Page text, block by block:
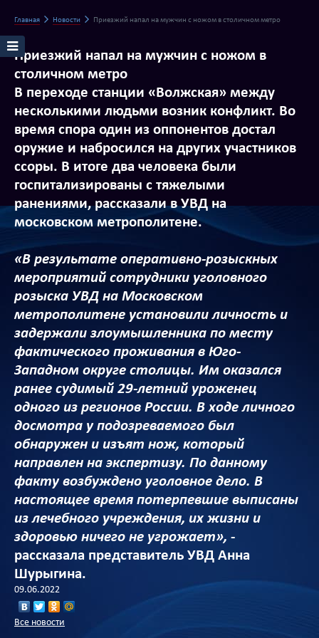
Главная Новости Приезжий напал на мужчин с ножом в столичном метро
Приезжий напал на мужчин с ножом в
столичном метро
В переходе станции «Волжская» между
несколькими людьми возник конфликт. Во
время спора один из оппонентов достал
оружие и набросился на других участников
ссоры. В итоге два человека были
госпитализированы с тяжелыми
ранениями, рассказали в УВД на
московском метрополитене.
«В результате оперативно-розыскных
мероприятий сотрудники уголовного
розыска УВД на Московском
метрополитене установили личность и
задержали злоумышленника по месту
фактического проживания в Юго-
Западном округе столицы. Им оказался
ранее судимый 29-летний уроженец
одного из регионов России. В ходе личного
досмотра у подозреваемого был
обнаружен и изъят нож, который
направлен на экспертизу. По данному
факту возбуждено уголовное дело. В
настоящее время потерпевшие выписаны
из лечебного учреждения, их жизни и
здоровью ничего не угрожает», -
рассказала представитель УВД Анна
Шурыгина.
09.06.2022
Все новости